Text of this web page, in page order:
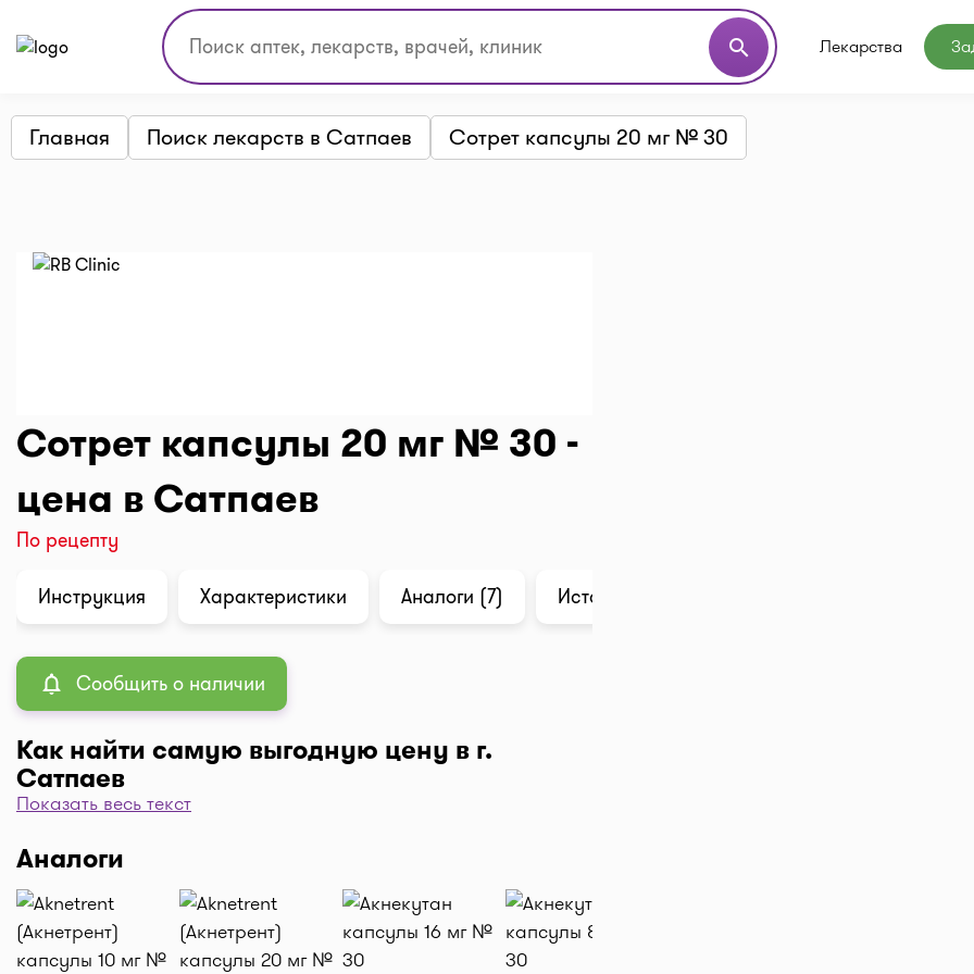
search Лекарства
Главная Поиск лекарств в Сатпаев Сотрет капсулы 20 мг № 30
Сотрет капсулы 20 мг № 30 -
цена в Сатпаев
По рецепту
Инструкция
Характеристики Аналоги (7) История цены
Сообщить о наличии
Как найти самую выгодную цену в г.
Сатпаев
Чтобы отфильтровать аптеки по цене, нажмите "Фильтр", далее
"По цене, от 1..." и кнопку "Выбрать". Самая низкая цена в
аптеке перед вами. Экономьте с помощью сервиса I-teka!
Доставка
Нужна быстрая доставка лекарств в г. Сатпаев? Добавляйте
нужные препараты по кнопке "Купить", оформляйте заявку в
Показать весь текст
Аналоги